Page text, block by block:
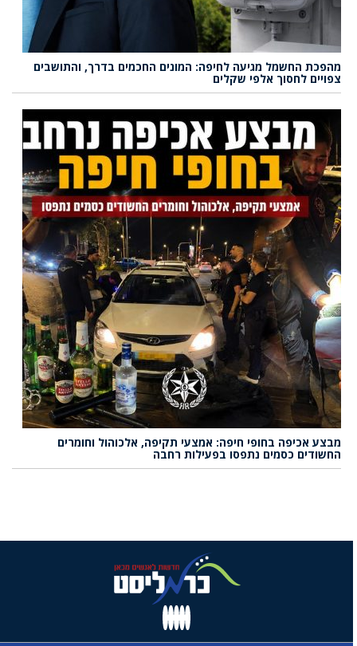
מהפכת החשמל מגיעה לחיפה: המונים החכמים בדרך, והתושבים
צפויים לחסוך אלפי שקלים
מבצע אכיפה בחופי חיפה: אמצעי תקיפה, אלכוהול וחומרים
החשודים כסמים נתפסו בפעילות רחבה